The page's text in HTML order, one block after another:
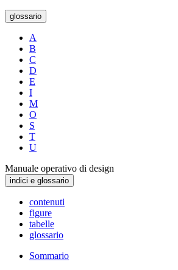
glossario
A
B
C
D
E
I
M
O
S
T
U
Manuale operativo di design
indici e glossario
contenuti
figure
tabelle
glossario
Sommario